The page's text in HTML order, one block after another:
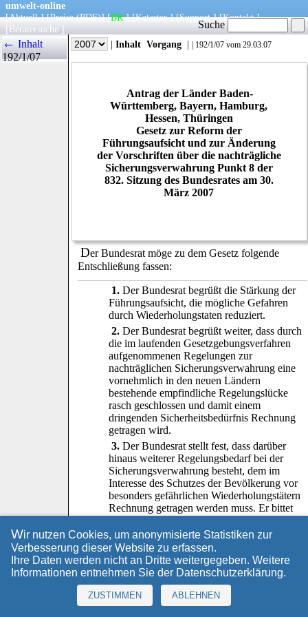
umwelt-online
[Aktuell] [Preise (PDF)] [BR] [Kataster] [Support] [Kontakt]
[ Beratersuche ]
|Info | Inhalt Vorgang | 192/1/07 vom 29.03.07
Antrag der Länder Baden-
Württemberg, Bayern, Hamburg,
Hessen, Thüringen
Gesetz zur Reform der
Führungsaufsicht und zur Änderung
der Vorschriften über die nachträgliche
Sicherungsverwahrung Punkt 8 der
832. Sitzung des Bundesrates am 30.
März 2007
Der Bundesrat möge zu dem Gesetz folgende
Entschließung fassen:
1.Der Bundesrat begrüßt die Stärkung der
Führungsaufsicht, die mögliche Gefahren
durch Wiederholungstaten reduziert.
2.Der Bundesrat begrüßt weiter, dass durch
die im laufenden Gesetzgebungsverfahren
aufgenommenen Regelungen zur
nachträglichen Sicherungsverwahrung eine
vornehmlich in den neuen Ländern
bestehende empfindliche Regelungslücke
rasch geschlossen und damit einem
dringenden Sicherheitsbedürfnis Rechnung
getragen wird.
3.Der Bundesrat stellt fest, dass darüber
hinaus weiterer Regelungsbedarf bei der
Sicherungsverwahrung besteht, dem im
Interesse des Schutzes der Bevölkerung vor
besonders gefährlichen Wiederholungstätern
Rechnung getragen werden muss. Er bittet
entsprechenden Vorschlag des Bundesrates
(Entwurf eines ...
Strafrechtsänderungsgesetzes - Stärkung der
Sicherungsverwahrung - (...StrÄndG), BR-
Drs. 139/06(B)
), den dieser bereits
am 19. Mai 2006 beschlossen hat, rasch
aufzugreifen und umzusetzen.
← Inhalt
192/1/07
Suche
Wir nutzen Cookies, um anonymisierte Statistiken zur
Verbesserung dieser Website zu erfassen.
Ihre Daten werden nicht an Dritte weitergegeben. Weitere
Informationen entnehmen Sie der Datenschutzerklärung.
ZUSTIMMEN ABLEHNEN